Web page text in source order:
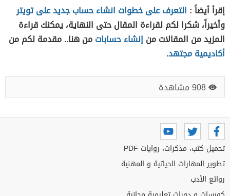
إقرأ أيضاً : التعرف على خطوات انشاء حساب جديد على تويتر
وأخيراً، شكرا لكم لقراءة المقال حتى النهاية، يمكنك قراءة
المزيد من المقالات منإنشاء حساباتمن هنا.. مقدمة لكم من
أكاديمية مجتهد.
908 مشاهدة
تحميل كتب، مذكرات، روايات PDF
تطوير المهارات الحياتية و المهنية
روائع الأدب